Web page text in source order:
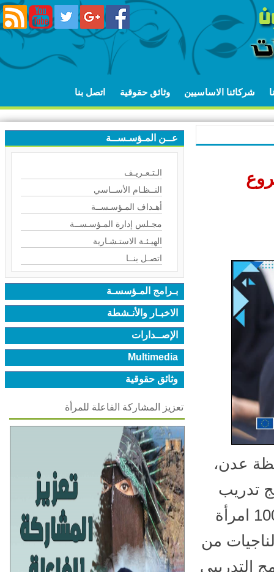
شركائنا الاساسيين وثائق حقوقية اتصل بنا
عــن المـؤسـســة
الـتـعـريـف
النــظـام الأســاسي
أهـداف المـؤسـســة
مجـلس إدارة المـؤسـســة
الهيـئـة الاستـشـارية
اتصـل بنــا
بـرامج المـؤسسـة
الاخبـار والأنـشطة
الإصــدارات
Multimedia
وثائق حقوقية
تعزيز المشاركة الفاعلة للمرأة
عدن،
تدريب
تمكين النساء، والذي استهدف 25 امرأة من أصل 100 امرأة
من
التدريبي